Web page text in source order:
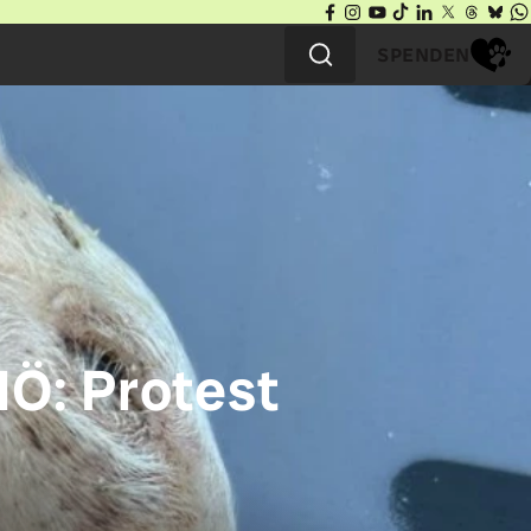
SPENDEN
Protest